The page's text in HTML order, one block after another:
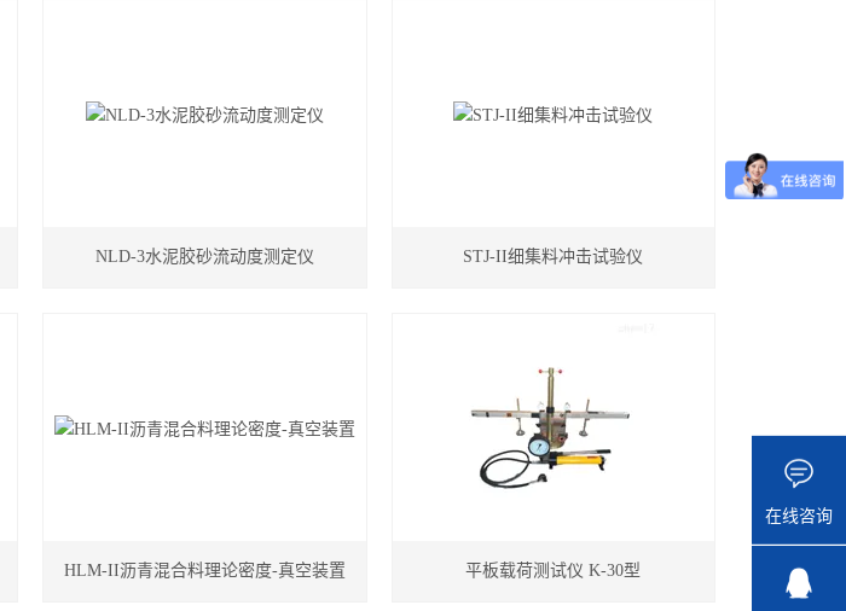
NLD-3水泥胶砂流动度测定仪 STJ-II细集料冲击试验仪
HLM-II沥青混合料理论密度-真空装置 平板载荷测试仪 K-30型
在线咨询